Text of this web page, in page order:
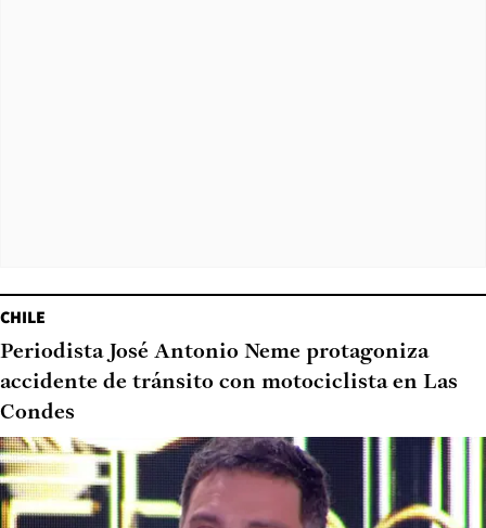
CHILE
Periodista José Antonio Neme protagoniza
accidente de tránsito con motociclista en Las
Condes